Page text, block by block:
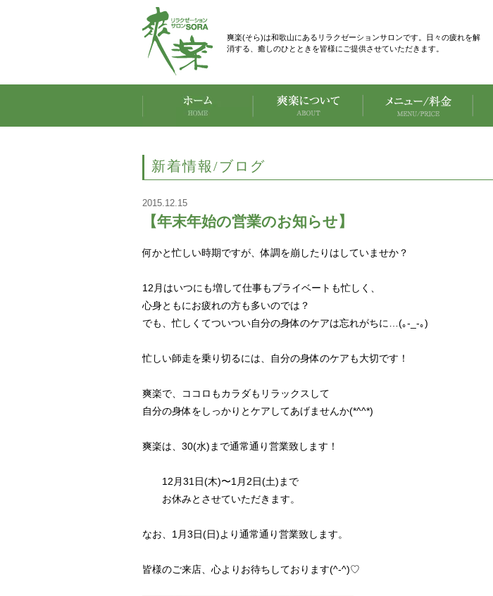
爽楽(そら)は和歌山にあるリラクゼーションサロンです。日々の疲れを解
消する、癒しのひとときを皆様にご提供させていただきます。
新着情報/ブログ
2015.12.15
【年末年始の営業のお知らせ】
何かと忙しい時期ですが、体調を崩したりはしていませか？
12月はいつにも増して仕事もプライベートも忙しく、
心身ともにお疲れの方も多いのでは？
でも、忙しくてついつい自分の身体のケアは忘れがちに…(｡-_-｡)
忙しい師走を乗り切るには、自分の身体のケアも大切です！
爽楽で、ココロもカラダもリラックスして
自分の身体をしっかりとケアしてあげませんか(*^^*)
爽楽は、30(水)まで通常通り営業致します！
12月31日(木)〜1月2日(土)まで
お休みとさせていただきます。
なお、1月3日(日)より通常通り営業致します。
皆様のご来店、心よりお待ちしております(^-^)♡